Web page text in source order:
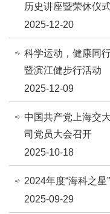
历史讲座暨荣休仪
2025-12-20
科学运动，健康同
暨滨江健步行活动
2025-12-09
中国共产党上海交
司党员大会召开
2025-10-18
2024年度“海科之
2025-09-29